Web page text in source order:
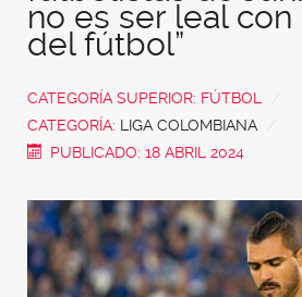
no es ser leal
del fútbol”
CATEGORÍA SUPERIOR: FÚTBOL
CATEGORÍA: LIGA COLOMBIANA
PUBLICADO: 18 ABRIL 2024